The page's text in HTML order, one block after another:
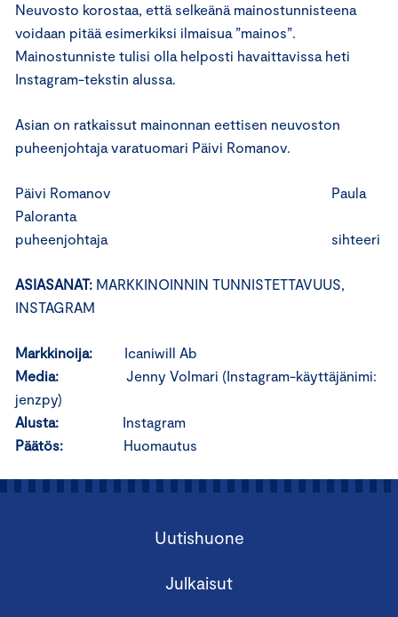
Neuvosto korostaa, että selkeänä mainostunnisteena
voidaan pitää esimerkiksi ilmaisua ”mainos”.
Mainostunniste tulisi olla helposti havaittavissa heti
Instagram-tekstin alussa.
Asian on ratkaissut mainonnan eettisen neuvoston
puheenjohtaja varatuomari Päivi Romanov.
Päivi Romanov Paula
Paloranta
puheenjohtaja sihteeri
ASIASANAT: MARKKINOINNIN TUNNISTETTAVUUS,
INSTAGRAM
Markkinoija: Icaniwill Ab
Media: Jenny Volmari (Instagram-käyttäjänimi:
jenzpy)
Alusta: Instagram
Päätös: Huomautus
Uutishuone
Julkaisut